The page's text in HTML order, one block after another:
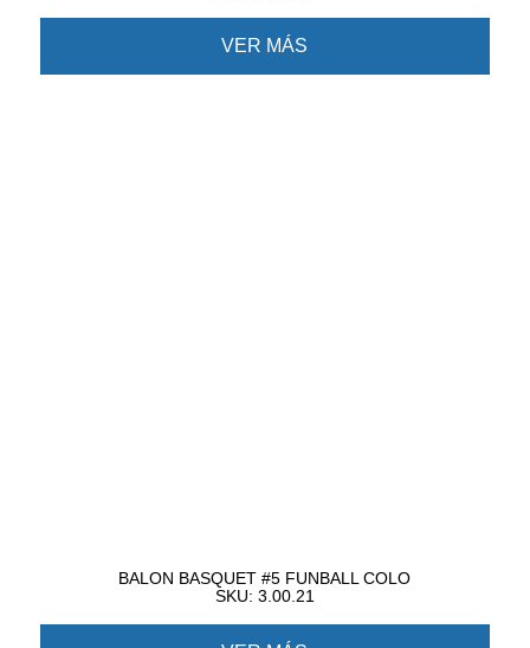
VER MÁS
BALON BASQUET #5 FUNBALL COLO
SKU: 3.00.21